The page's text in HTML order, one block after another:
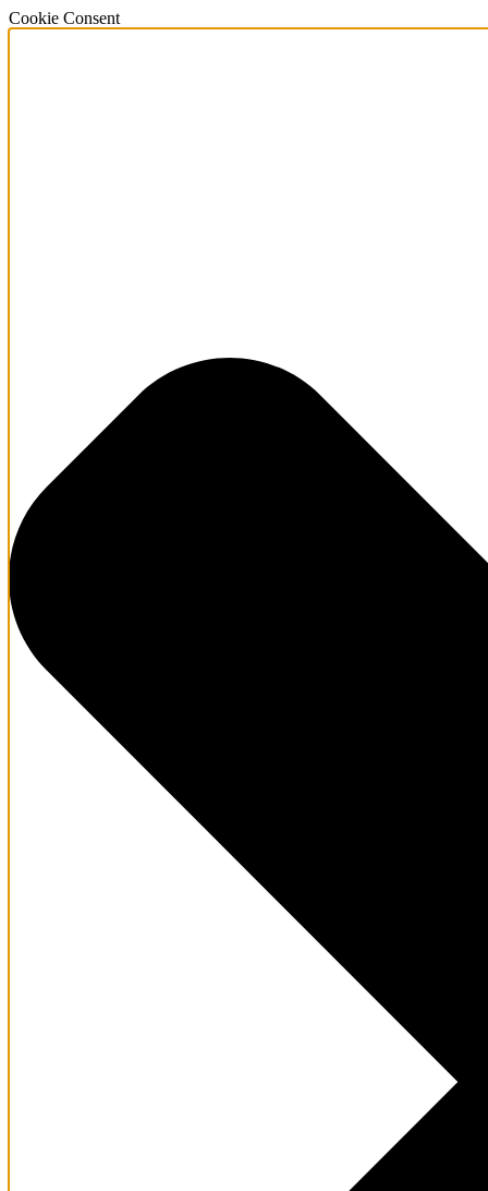
Cookie Consent